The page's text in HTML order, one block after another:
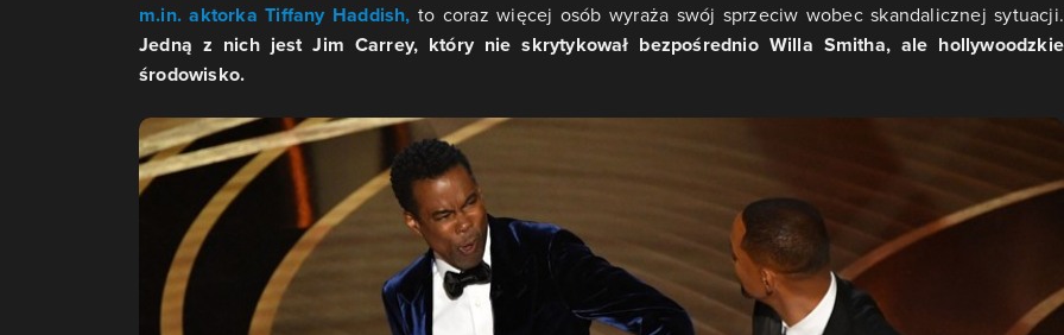
m.in. aktorka Tiffany Haddish, to coraz więcej osób wyraża swój sprzeciw wobec skandalicznej sytuacji.
Jedną z nich jest Jim Carrey, który nie skrytykował bezpośrednio Willa Smitha, ale hollywoodzkie
środowisko.